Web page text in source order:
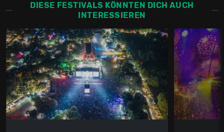
DIESE FESTIVALS KÖNNTEN DICH AUCH
INTERESSIEREN